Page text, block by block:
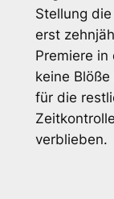
Stellung
erst
Premiere in
keine
für die
verblieben.